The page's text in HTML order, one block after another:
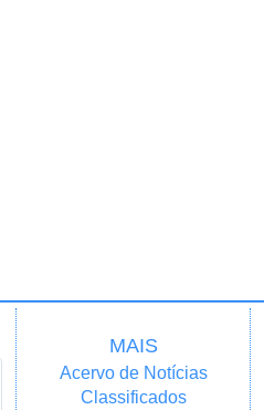
MAIS
Acervo de Notícias
Classificados